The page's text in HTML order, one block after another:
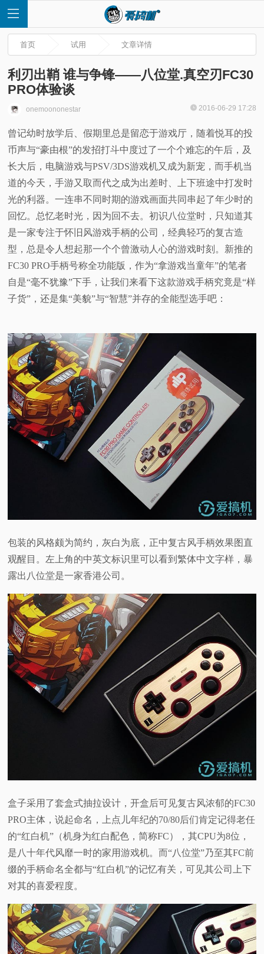
首
页
快
讯
测
视
科
普
体
验
首页 试用 文章详情
利刃出鞘 谁与争锋——八位堂.真空刃FC30
PRO体验谈
onemoononestar 2016-06-29 17:28
曾记幼时放学后、假期里总是留恋于游戏厅，随着悦耳的投
币声与“豪由根”的发招打斗中度过了一个个难忘的午后，及
长大后，电脑游戏与PSV/3DS游戏机又成为新宠，而手机当
道的今天，手游又取而代之成为出差时、上下班途中打发时
光的利器。一连串不同时期的游戏画面共同串起了年少时的
回忆。总忆老时光，因为回不去。初识八位堂时，只知道其
是一家专注于怀旧风游戏手柄的公司，经典轻巧的复古造
型，总是令人想起那一个个曾激动人心的游戏时刻。新推的
FC30 PRO手柄号称全功能版，作为“拿游戏当童年”的笔者
自是“毫不犹豫”下手，让我们来看下这款游戏手柄究竟是“样
子货”，还是集“美貌”与“智慧”并存的全能型选手吧：
包装的风格颇为简约，灰白为底，正中复古风手柄效果图直
观醒目。左上角的中英文标识里可以看到繁体中文字样，暴
露出八位堂是一家香港公司。
盒子采用了套盒式抽拉设计，开盒后可见复古风浓郁的FC30
PRO主体，说起命名，上点儿年纪的70/80后们肯定记得老任
的“红白机”（机身为红白配色，简称FC），其CPU为8位，
是八十年代风靡一时的家用游戏机。而“八位堂”乃至其FC前
缀的手柄命名全都与“红白机”的记忆有关，可见其公司上下
对其的喜爱程度。